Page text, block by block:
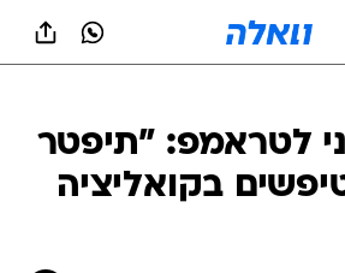
לטראמפ: "תיפטר
בקואליציה